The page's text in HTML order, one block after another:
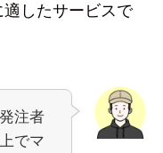
したサービスで
注者
でマ